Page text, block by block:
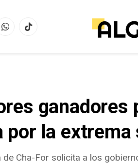
WhatsAppTikTok
ganadores
por la extrema
de Cha-For solicita a los